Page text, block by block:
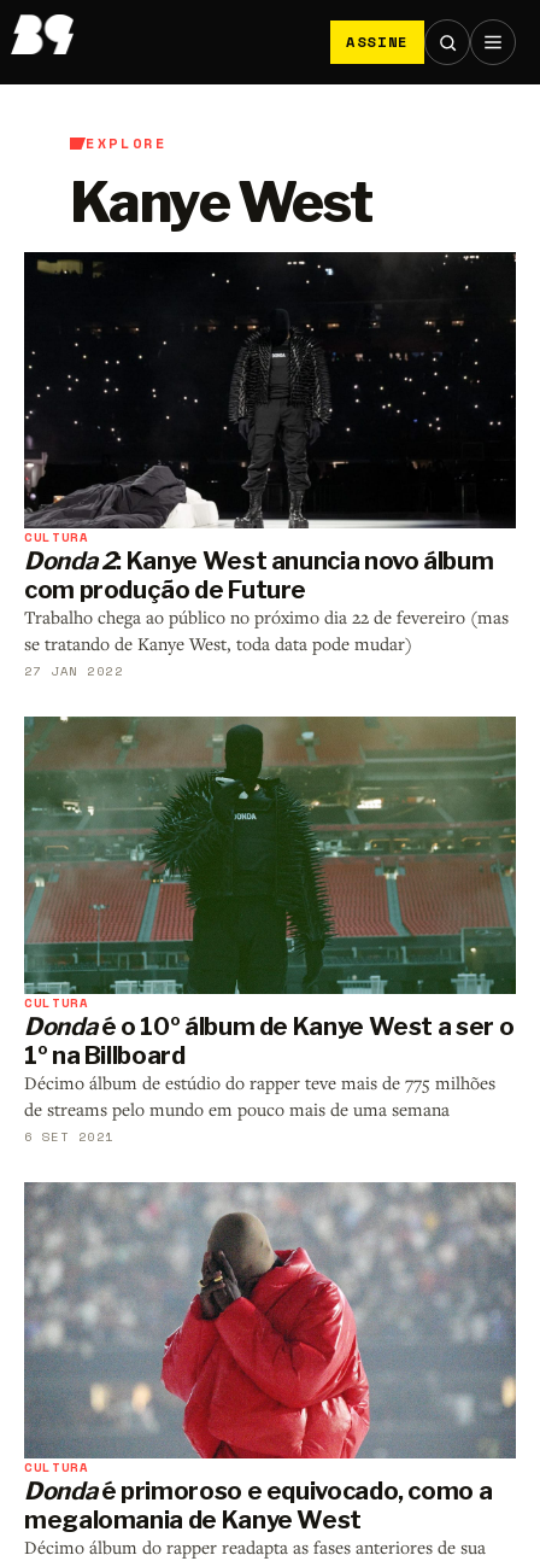
ASSINE
EXPLORE
Kanye West
CULTURA
Donda 2: Kanye West anuncia novo álbum
com produção de Future
Trabalho chega ao público no próximo dia 22 de fevereiro (mas
se tratando de Kanye West, toda data pode mudar)
27 JAN 2022
CULTURA
Dondaé o 10º álbum de Kanye West a ser o
1º na Billboard
Décimo álbum de estúdio do rapper teve mais de 775 milhões
de streams pelo mundo em pouco mais de uma semana
6 SET 2021
CULTURA
Dondaé primoroso e equivocado, como a
megalomania de Kanye West
Décimo álbum do rapper readapta as fases anteriores de sua